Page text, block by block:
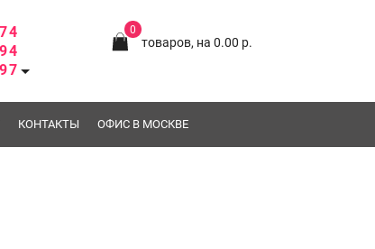
0
товаров, на 0.00 р.
КОНТАКТЫ ОФИС В МОСКВЕ